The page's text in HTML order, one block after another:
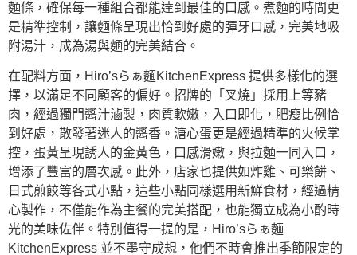
麵條，確保每一種組合都能達到最佳的口感。煮麵的時間更
是精準控制，讓麵條呈現出恰到好處的彈牙口感，完美地吸
附湯汁，成為湯與麵的完美結合。
在配料方面，Hiro’sらぁ麵KitchenExpress 提供多樣化的選
擇，以滿足不同顧客的偏好。招牌的「叉燒」採用上等豬
肉，經過獨門醬汁滷製，肉質軟嫩，入口即化，肥瘦比例恰
到好處，散發著迷人的醬香。溏心蛋更是經過精準的火候掌
控，蛋黃呈現誘人的金黃色，口感滑嫩，與拉麵一同入口，
增添了豐富的層次感。此外，店家也提供如炸雞、可樂餅、
日式煎餃等各式小點，這些小點同樣選用新鮮食材，經過精
心製作，不僅能作為主餐的完美搭配，也能獨立成為小酌時
光的美味佐伴。特別值得一提的是，Hiro’sらぁ麵
KitchenExpress 並不墨守成規，他們不時會推出季節限定的